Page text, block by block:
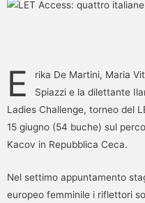
E
rika De Martini, Maria
Spiazzi e la dilettante
Ladies Challenge, torneo del
15 giugno (54 buche) sul
Kacov in Repubblica Ceca.
Nel settimo appuntamento
europeo femminile i riflettori